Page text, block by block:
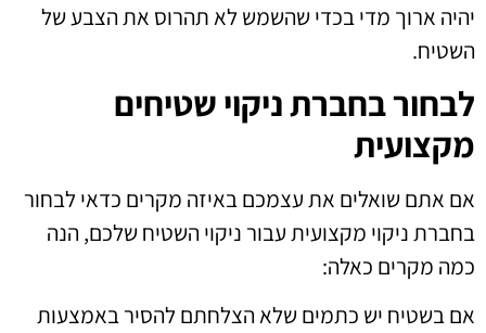
יהיה ארוך מדי בכדי שהשמש לא תהרוס את הצבע של
השטיח.
לבחור בחברת ניקוי שטיחים
מקצועית
אם אתם שואלים את עצמכם באיזה מקרים כדאי לבחור
בחברת ניקוי מקצועית עבור ניקוי השטיח שלכם, הנה
כמה מקרים כאלה:
אם בשטיח יש כתמים שלא הצלחתם להסיר באמצעות